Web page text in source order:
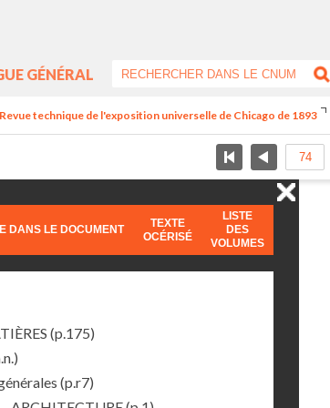
GÉNÉRAL
Revue technique de l'exposition universelle de Chicago de 1893
DANS LE DOCUMENT
TEXTE
OCÉRISÉ
LISTE
DES
VOLUMES
(p.175)
(p.r7)